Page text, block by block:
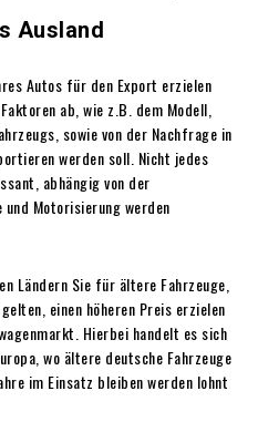
Ausland
Autos für den Export erzielen
ab, wie z.B. dem Modell,
sowie von der Nachfrage in
werden soll. Nicht jedes
abhängig von der
Motorisierung werden
Ländern Sie für ältere Fahrzeuge,
einen höheren Preis erzielen
Hierbei handelt es sich
wo ältere deutsche Fahrzeuge
im Einsatz bleiben werden lohnt